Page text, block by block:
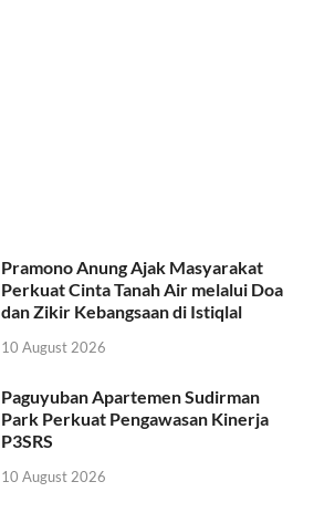
Pramono Anung Ajak Masyarakat
Perkuat Cinta Tanah Air melalui Doa
dan Zikir Kebangsaan di Istiqlal
10 August 2026
Paguyuban Apartemen Sudirman
Park Perkuat Pengawasan Kinerja
P3SRS
10 August 2026